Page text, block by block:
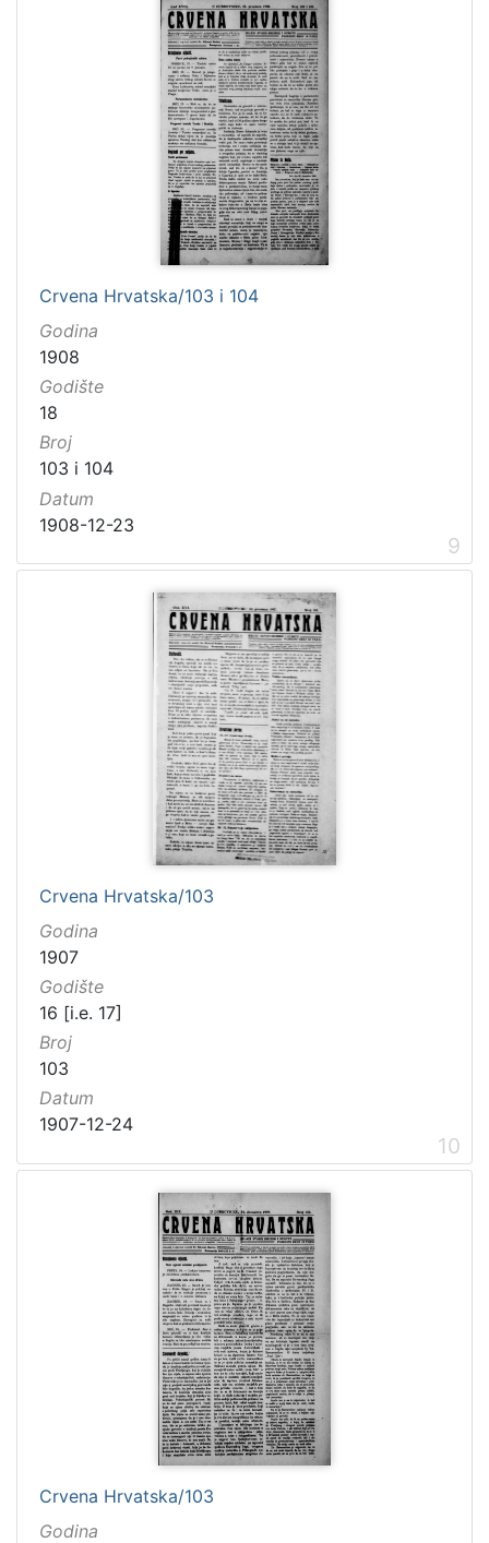
Crvena Hrvatska/103 i 104
Godina
1908
Godište
18
Broj
103 i 104
Datum
1908-12-23
9
Crvena Hrvatska/103
Godina
1907
Godište
16 [i.e. 17]
Broj
103
Datum
1907-12-24
10
Crvena Hrvatska/103
Godina